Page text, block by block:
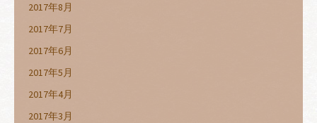
2017年8月
2017年7月
2017年6月
2017年5月
2017年4月
2017年3月